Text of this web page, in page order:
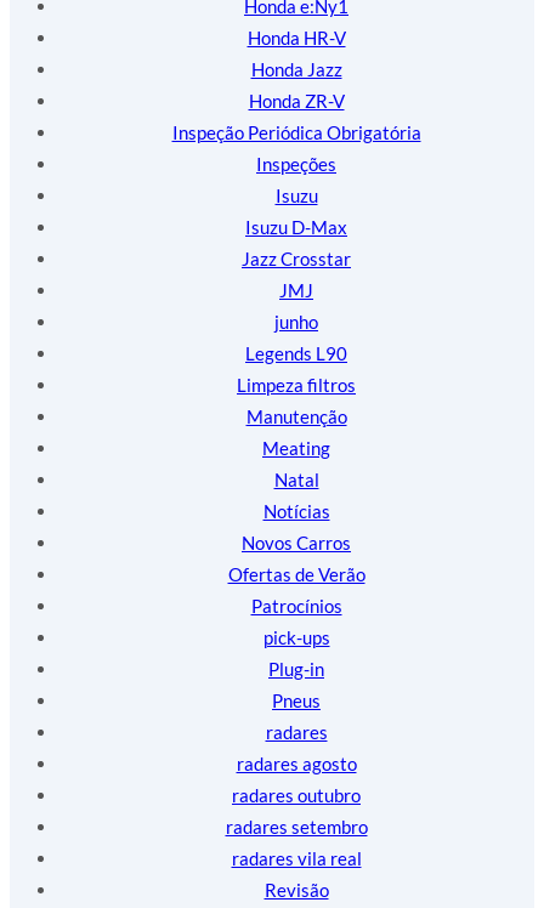
Honda e:Ny1
Honda HR-V
Honda Jazz
Honda ZR-V
Inspeção Periódica Obrigatória
Inspeções
Isuzu
Isuzu D-Max
Jazz Crosstar
JMJ
junho
Legends L90
Limpeza filtros
Manutenção
Meating
Natal
Notícias
Novos Carros
Ofertas de Verão
Patrocínios
pick-ups
Plug-in
Pneus
radares
radares agosto
radares outubro
radares setembro
radares vila real
Revisão